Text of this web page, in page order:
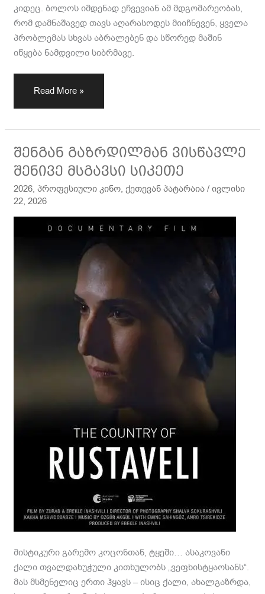
კიდეც. ბოლოს იმდენად ეჩვევიან ამ მდგომარეობას,
რომ დამნაშავედ თავს აღარასოდეს მიიჩნევენ, ყველა
პრობლემას სხვას აბრალებენ და სწორედ მაშინ
იწყება ნამდვილი სიბრმავე.
Read More »
შენგან გაზრდილმან ვისწავლე
შენივე მსგავსი სიკეთე
2026,პროფესიული კინო,ქეთევან პატარაია /ივლისი
22, 2026
მისტიკური გარემო კოცონთან, ტყეში… ასაკოვანი
ქალი თვალდახუჭული კითხულობს „ვეფხისტყაოსანს“.
მას მსმენელიც ერთი ჰყავს – ისიც ქალი, ახალგაზრდა,
შენგან
გაზრდილმან
ვისწავლე
შენივე
სიკეთე